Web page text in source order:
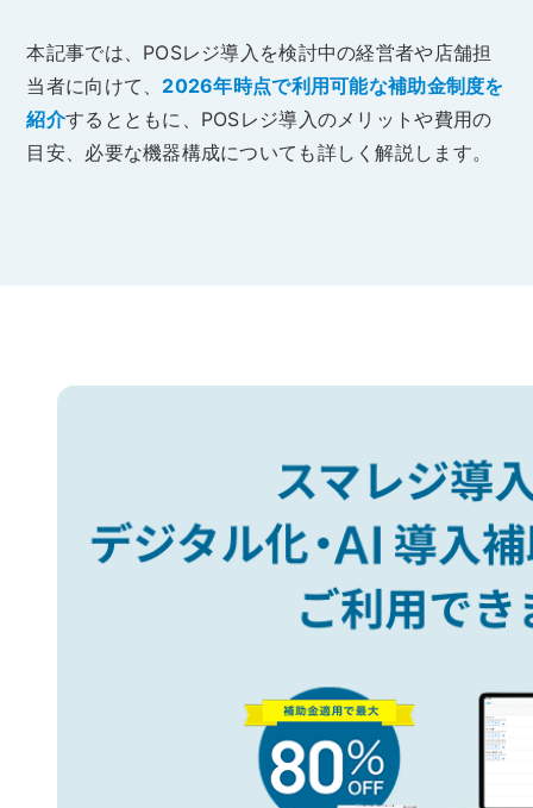
本記事では、POSレジ導入を検討中の経営者や店舗担
当者に向けて、 2026年時点で利用可能な補助金制度を
紹介するとともに、POSレジ導入のメリットや費用の
目安、必要な機器構成についても詳しく解説します。